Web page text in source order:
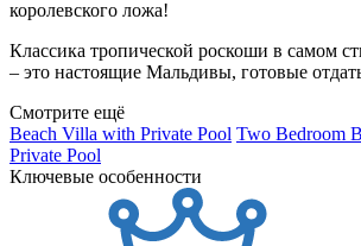
королевского ложа!
Классика тропической роскоши в самом
– это настоящие Мальдивы, готовые
Смотрите ещё
Beach Villa with Private Pool Two Bedroom
Private Pool
Ключевые особенности